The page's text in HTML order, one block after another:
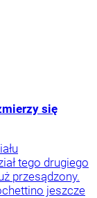
się
tego drugiego
przesądzony.
jeszcze